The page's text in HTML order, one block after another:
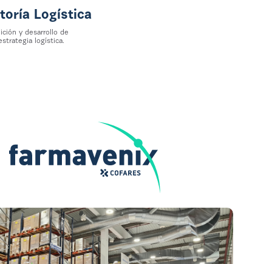
Logística
y desarrollo de
logística.